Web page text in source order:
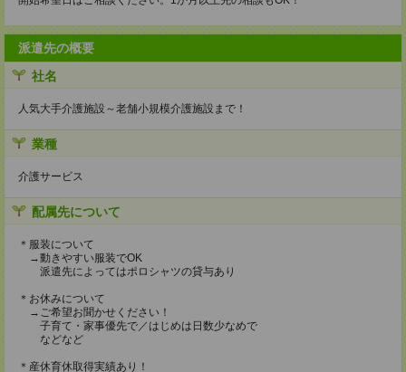
派遣先の概要
社名
人気大手介護施設～老舗小規模介護施設まで！
業種
介護サービス
配属先について
＊服装について
→動きやすい服装でOK
派遣先によってはポロシャツの貸与あり
＊お休みについて
→ご希望お聞かせください！
子育て・家事優先で／はじめは日数少なめで
などなど
＊産休育休取得実績あり！